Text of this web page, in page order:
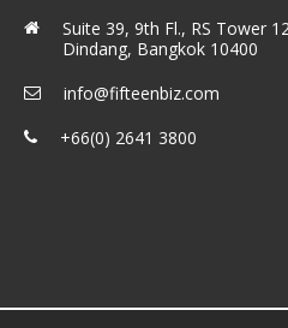
Suite 39, 9th Fl., RS Tower
Dindang, Bangkok 10400
info@fifteenbiz.com
+66(0) 2641 3800